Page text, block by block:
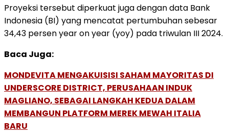
Proyeksi tersebut diperkuat juga dengan data Bank
Indonesia (BI) yang mencatat pertumbuhan sebesar
34,43 persen year on year (yoy) pada triwulan III 2024.
Baca Juga:
MONDEVITA MENGAKUISISI SAHAM MAYORITAS DI
UNDERSCORE DISTRICT, PERUSAHAAN INDUK
MAGLIANO, SEBAGAI LANGKAH KEDUA DALAM
MEMBANGUN PLATFORM MEREK MEWAH ITALIA
BARU